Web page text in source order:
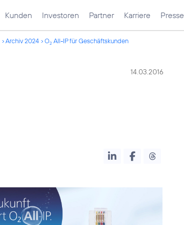
Kunden Investoren Partner Karriere Presse
Archiv 2024 O2 All-IP für Geschäftskunden
14.03.2016